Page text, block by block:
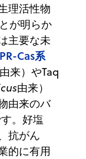
理活性物
が明らか
主要な未
Cas系
由来）やTaq
由来）
由来のバ
。好塩
抗がん
的に有用